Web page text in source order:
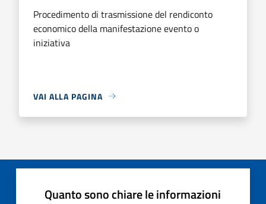
Procedimento di trasmissione del rendiconto
economico della manifestazione evento o
iniziativa
VAI ALLA PAGINA
Quanto sono chiare le informazioni